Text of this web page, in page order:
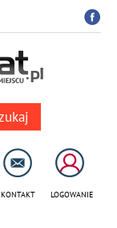
KONTAKT LOGOWANIE